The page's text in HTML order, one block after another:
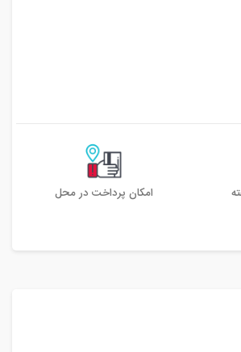
امکان پرداخت در محل